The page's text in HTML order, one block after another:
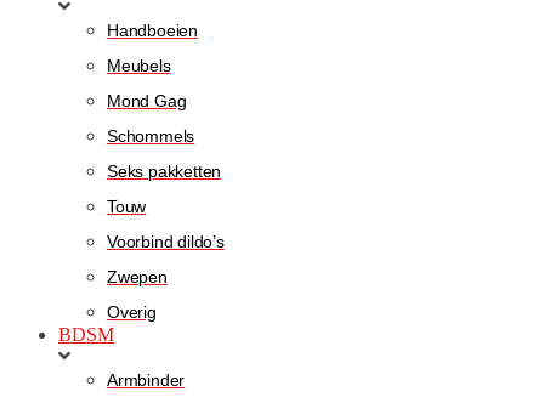
Handboeien
Meubels
Mond Gag
Schommels
Seks pakketten
Touw
Voorbind dildo’s
Zwepen
Overig
BDSM
Armbinder